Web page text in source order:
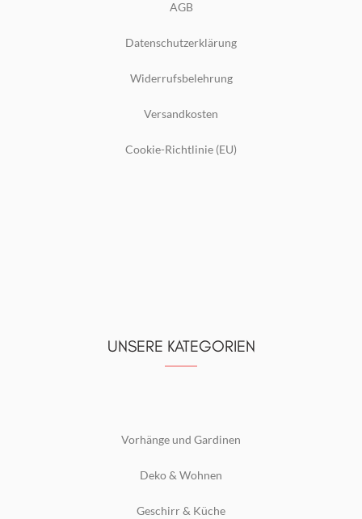
AGB
Datenschutzerklärung
Widerrufsbelehrung
Versandkosten
Cookie-Richtlinie (EU)
UNSERE KATEGORIEN
Vorhänge und Gardinen
Deko & Wohnen
Geschirr & Küche